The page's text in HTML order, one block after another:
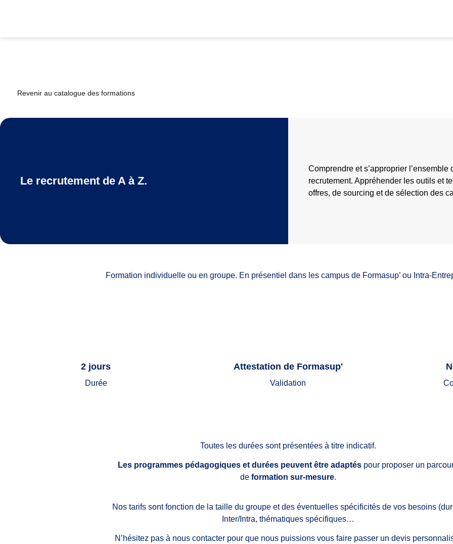
Revenir au catalogue des formations
Le recrutement de A à Z.
Comprendre et s’approprier
recrutement. Appréhender les outils et
offres, de sourcing et de sélection des
Formation individuelle ou en groupe. En présentiel dans les campus de Formasup’ ou Intra-
2 jours
Durée
Attestation de Formasup'
Validation
Toutes les durées sont présentées à titre indicatif.
Les programmes pédagogiques et durées peuvent être adaptés pour proposer un
de formation sur-mesure.
Nos tarifs sont fonction de la taille du groupe et des éventuelles spécificités de vos besoins
Inter/Intra, thématiques spécifiques…
N’hésitez pas à nous contacter pour que nous puissions vous faire passer un devis